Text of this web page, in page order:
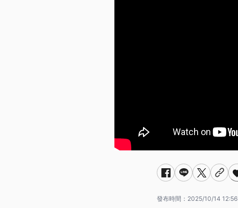
發布時間： 2025/10/14 12:56